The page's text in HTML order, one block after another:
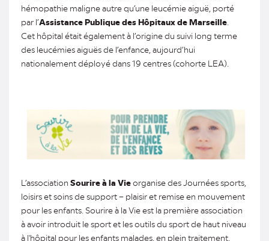
hémopathie maligne autre qu’une leucémie aiguë, porté
par l’Assistance Publique des Hôpitaux de Marseille
Cet hôpital était également à l’origine du suivi long terme
des leucémies aiguës de l’enfance, aujourd’hui
nationalement déployé dans 19 centres (cohorte LEA).
L’association Sourire à la Vieorganise des Journées sports,
loisirs et soins de support – plaisir et remise en mouvement
pour les enfants. Sourire à la Vie est la première association
à avoir introduit le sport et les outils du sport de haut niveau
à l'hôpital pour les enfants malades, en plein traitement,